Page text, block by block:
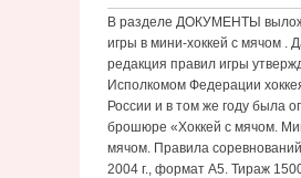
В разделе ДОКУМЕНТЫ
игры в мини-хоккей с мячом .
редакция правил игры
Исполкомом Федерации
России и в том же году была
брошюре «Хоккей с мячом.
мячом. Правила
2004 г., формат А5. Тираж